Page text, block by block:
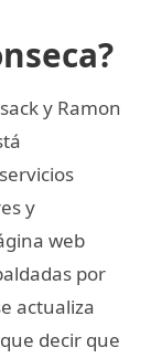
y Ramon
y
web
por
actualiza
decir que